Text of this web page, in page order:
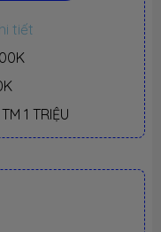
tiết
TM 300K
1 TRIỆU